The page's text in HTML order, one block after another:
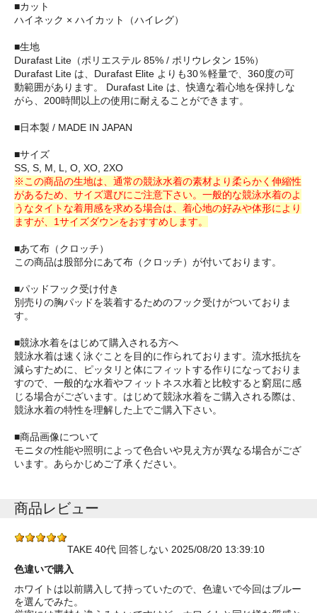
■カット
ハイネック × ハイカット（ハイレグ）
■生地
Durafast Lite（ポリエステル 85% / ポリウレタン 15%）
Durafast Lite は、Durafast Elite よりも30％軽量で、360度の可
動範囲があります。 Durafast Lite は、快適な着心地を保持しな
がら、200時間以上の使用に耐えることができます。
■日本製 / MADE IN JAPAN
■サイズ
SS, S, M, L, O, XO, 2XO
※この商品の生地は、通常の競泳水着の素材より柔らかく伸縮性
があるため、サイズ選びにご注意下さい。一般的な競泳水着のよ
うなタイトな着用感を求める場合は、着心地の好みや体形により
ますが、1サイズダウンをおすすめします。
■あて布（クロッチ）
この商品は股部分にあて布（クロッチ）が付いております。
■パッドフック受け付き
別売りの胸パッドを装着するためのフック受けがついておりま
す。
■競泳水着をはじめて購入される方へ
競泳水着は速く泳ぐことを目的に作られております。流水抵抗を
減らすために、ピッタリと体にフィットする作りになっておりま
すので、一般的な水着やフィットネス水着と比較すると窮屈に感
じる場合がございます。はじめて競泳水着をご購入される際は、
競泳水着の特性を理解した上でご購入下さい。
■商品画像について
モニタの性能や照明によって色合いや見え方が異なる場合がござ
います。あらかじめご了承ください。
商品レビュー
TAKE 40代 回答しない 2025/08/20 13:39:10
色違いで購入
ホワイトは以前購入して持っていたので、色違いで今回はブルー
を選んでみた。